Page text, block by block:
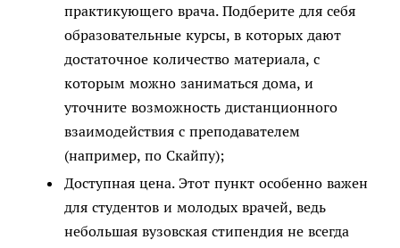
практикующего врача. Подберите для себя
образовательные курсы, в которых дают
достаточное количество материала, с
которым можно заниматься дома, и
уточните возможность дистанционного
взаимодействия с преподавателем
(например, по Скайпу);
Доступная цена. Этот пункт особенно важен
для студентов и молодых врачей, ведь
небольшая вузовская стипендия не всегда